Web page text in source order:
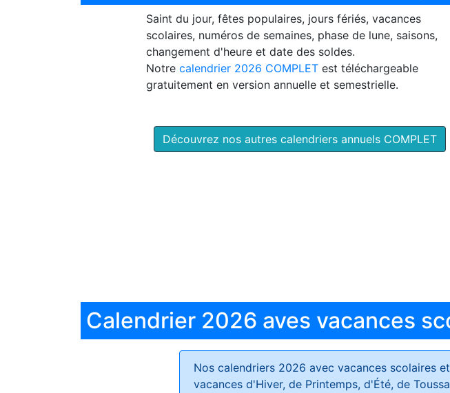
Saint du jour, fêtes populaires, jours fériés, vacances
scolaires, numéros de semaines, phase de lune, saisons,
changement d'heure et date des soldes.
Notre calendrier 2026 COMPLET est téléchargeable
gratuitement en version annuelle et semestrielle.
Découvrez nos autres calendriers annuels COMPLET
Calendrier 2026 aves vacances
Nos calendriers 2026 avec vacances scolaires
vacances d'Hiver, de Printemps, d'Été, de